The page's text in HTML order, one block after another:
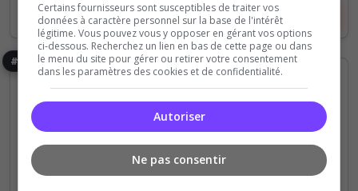
Voir le serveur Voter
#1046
Roleplay PVP
Certains fournisseurs sont susceptibles de traiter vos
données à caractère personnel sur la base de l'intérêt
légitime. Vous pouvez vous y opposer en gérant vos options
ci-dessous. Recherchez un lien en bas de cette page ou dans
le menu du site pour gérer ou retirer votre consentement
dans les paramètres des cookies et de confidentialité.
Autoriser
Ne pas consentir